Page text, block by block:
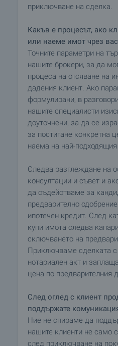
приключване на сделка.
Какъв е процесът, ако
или наеме имот чрез
Точните параметри на
нашите брокери, за да
процеса на отсяване на
дадения клиент. Ако
формулирани, в
нашите специалисти
доуточнени, за да се
за постигане конкретна
наема на най-
Следва разглеждане на
консултации и съвет и
да съдействаме за
предварително
ипотечен кредит. След
купи имота следва
сключването на
Приключваме сделката с
нотариален акт и
цена по предварителния
След оглед с клиент
поддържате
Ние не спираме да
нашите клиенти не само
след приключване на